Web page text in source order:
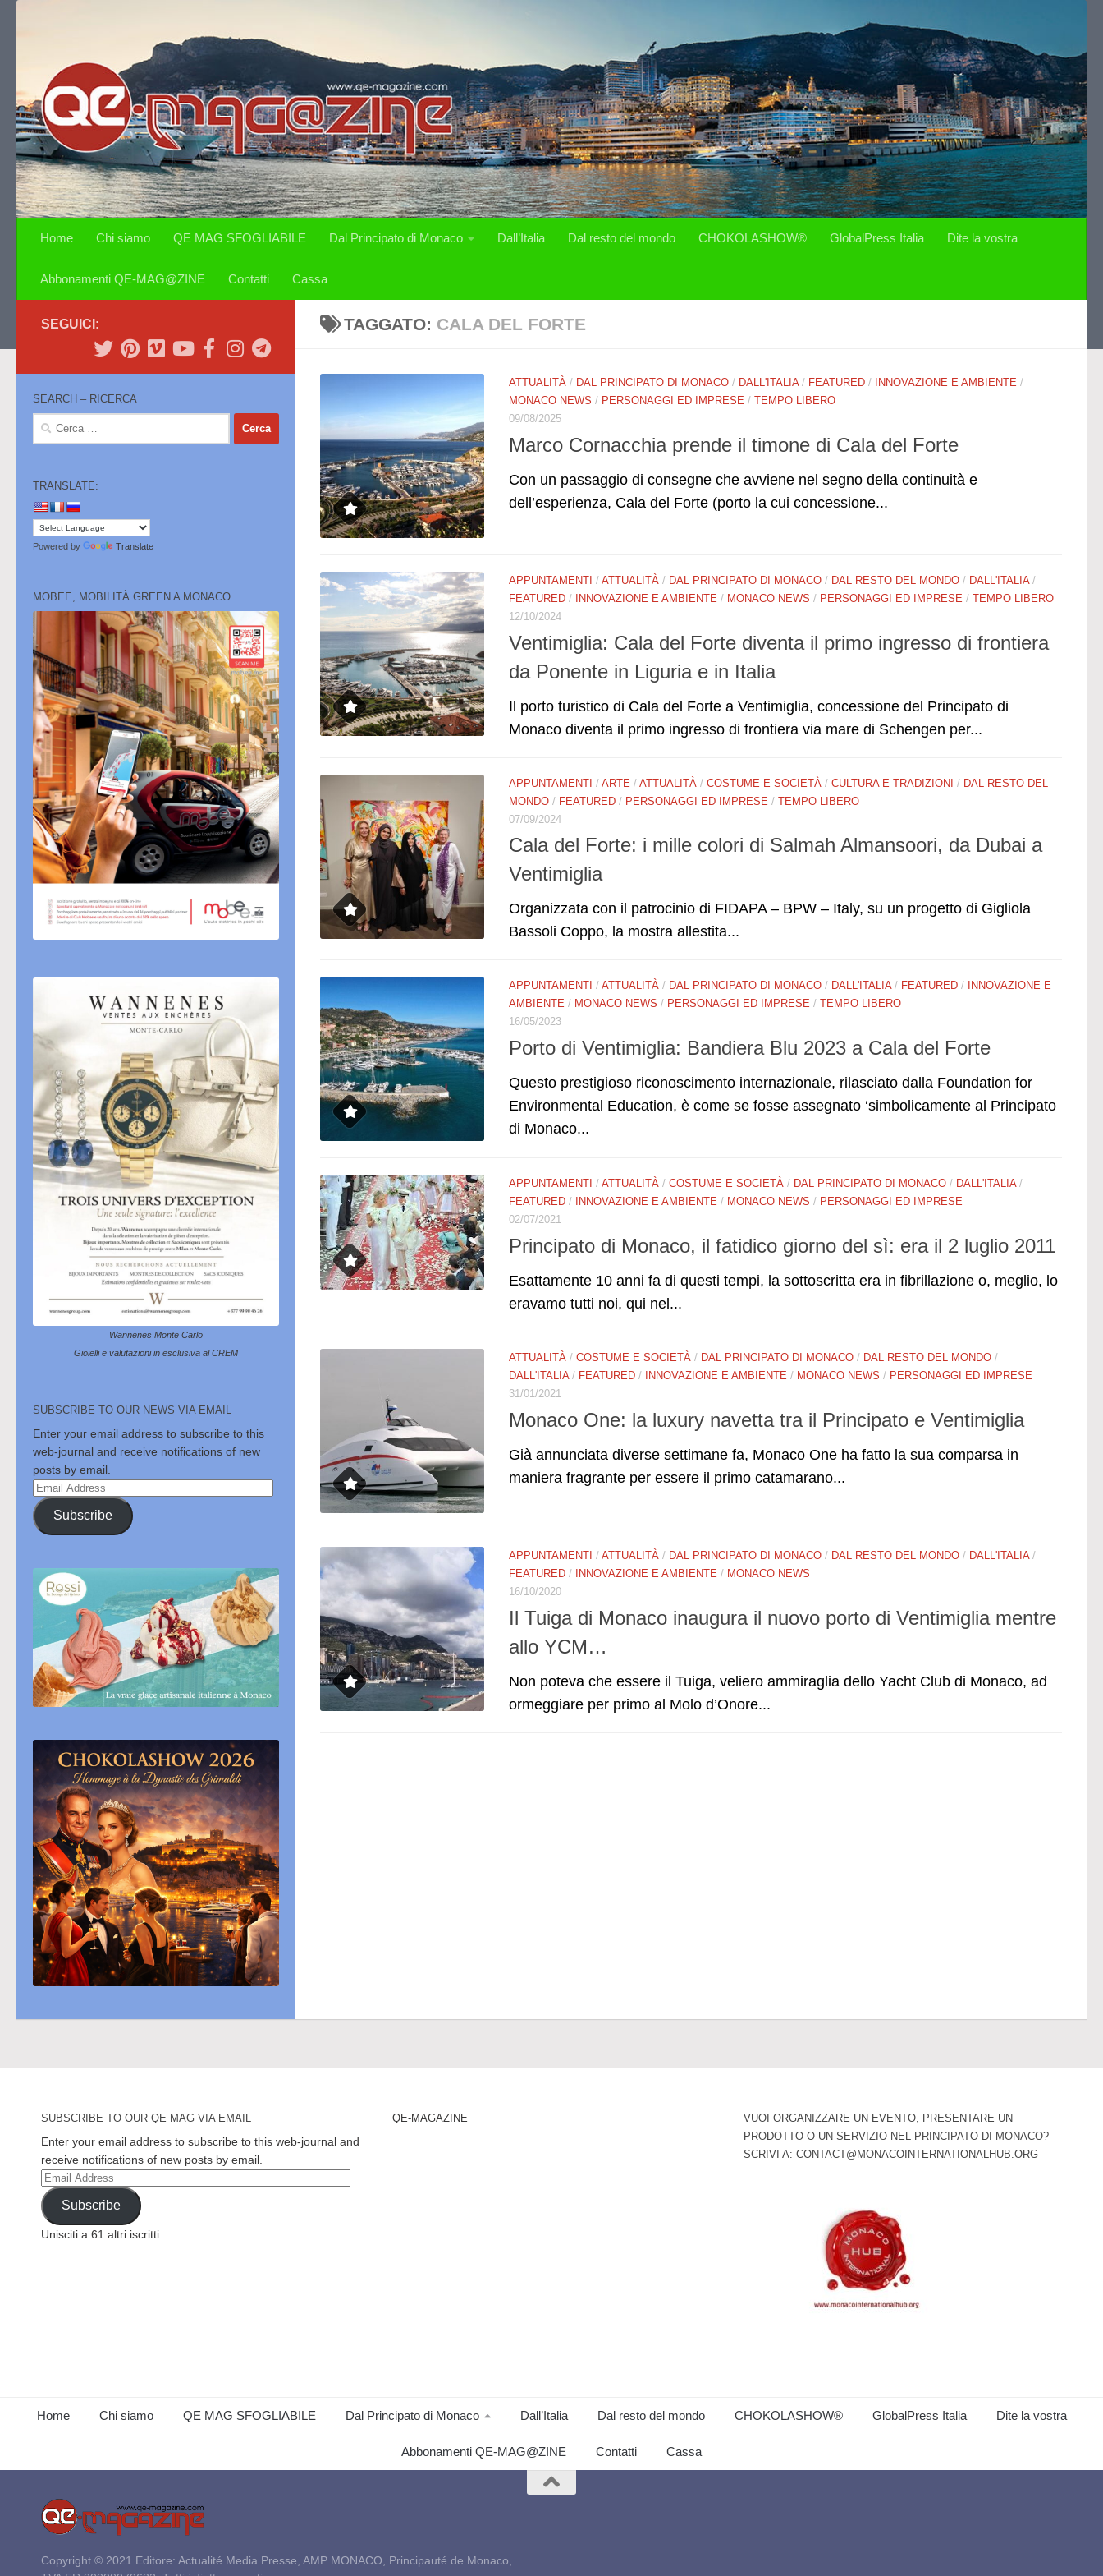
Home Chi siamo QE MAG SFOGLIABILE Dal Principato di Monaco Dall’Italia Dal resto del mondo CHOKOLASHOW® GlobalPress Italia Dite la vostra
Abbonamenti QE-MAG@ZINE Contatti Cassa
TAGGATO: CALA DEL FORTE
ATTUALITÀ / DAL PRINCIPATO DI MONACO / DALL'ITALIA / FEATURED / INNOVAZIONE E AMBIENTE /
MONACO NEWS / PERSONAGGI ED IMPRESE / TEMPO LIBERO
09/08/2025
Marco Cornacchia prende il timone di Cala del Forte
Con un passaggio di consegne che avviene nel segno della continuità e
dell’esperienza, Cala del Forte (porto la cui concessione...
APPUNTAMENTI / ATTUALITÀ / DAL PRINCIPATO DI MONACO / DAL RESTO DEL MONDO / DALL'ITALIA /
FEATURED / INNOVAZIONE E AMBIENTE / MONACO NEWS / PERSONAGGI ED IMPRESE / TEMPO LIBERO
12/10/2024
Ventimiglia: Cala del Forte diventa il primo ingresso di frontiera
da Ponente in Liguria e in Italia
Il porto turistico di Cala del Forte a Ventimiglia, concessione del Principato di
Monaco diventa il primo ingresso di frontiera via mare di Schengen per...
APPUNTAMENTI / ARTE / ATTUALITÀ / COSTUME E SOCIETÀ / CULTURA E TRADIZIONI / DAL RESTO DEL
MONDO / FEATURED / PERSONAGGI ED IMPRESE / TEMPO LIBERO
07/09/2024
Cala del Forte: i mille colori di Salmah Almansoori, da Dubai a
Ventimiglia
Organizzata con il patrocinio di FIDAPA – BPW – Italy, su un progetto di Gigliola
Bassoli Coppo, la mostra allestita...
APPUNTAMENTI / ATTUALITÀ / DAL PRINCIPATO DI MONACO / DALL'ITALIA/ FEATURED /
INNOVAZIONE E
AMBIENTE / MONACO NEWS / PERSONAGGI ED IMPRESE / TEMPO LIBERO
16/05/2023
Porto di Ventimiglia: Bandiera Blu 2023 a Cala del Forte
Questo prestigioso riconoscimento internazionale, rilasciato dalla Foundation for
Environmental Education, è come se fosse assegnato ‘simbolicamente al Principato
di Monaco...
APPUNTAMENTI / ATTUALITÀ / COSTUME E SOCIETÀ / DAL PRINCIPATO DI MONACO / DALL'ITALIA/
FEATURED / INNOVAZIONE E AMBIENTE / MONACO NEWS / PERSONAGGI ED IMPRESE
02/07/2021
Principato di Monaco, il fatidico giorno del sì: era il 2 luglio 2011
Esattamente 10 anni fa di questi tempi, la sottoscritta era in fibrillazione o, meglio, lo
eravamo tutti noi, qui nel...
ATTUALITÀ / COSTUME E SOCIETÀ / DAL PRINCIPATO DI MONACO / DAL RESTO DEL MONDO /
DALL'ITALIA/ FEATURED / INNOVAZIONE E AMBIENTE / MONACO NEWS / PERSONAGGI ED IMPRESE
31/01/2021
Monaco One: la luxury navetta tra il Principato e Ventimiglia
Già annunciata diverse settimane fa, Monaco One ha fatto la sua comparsa in
maniera fragrante per essere il primo catamarano...
APPUNTAMENTI / ATTUALITÀ / DAL PRINCIPATO DI MONACO / DAL RESTO DEL MONDO / DALL'ITALIA/
FEATURED / INNOVAZIONE E AMBIENTE / MONACO NEWS
16/10/2020
Il Tuiga di Monaco inaugura il nuovo porto di Ventimiglia mentre
allo YCM…
Non poteva che essere il Tuiga, veliero ammiraglia dello Yacht Club di Monaco, ad
ormeggiare per primo al Molo d’Onore...
SEGUICI:
SEARCH – RICERCA
Ricerca
TRANSLATE:
Powered by Translate
MOBEE, MOBILITÀ GREEN A MONACO
Wannenes Monte Carlo
Gioielli e valutazioni in esclusiva al CREM
SUBSCRIBE TO OUR NEWS VIA EMAIL
Enter your email address to subscribe to this
web-journal and receive notifications of new
posts by email.
Email
Address
Subscribe
SUBSCRIBE TO OUR QE MAG VIA EMAIL
Enter your email address to subscribe to this web-journal and
receive notifications of new posts by email.
Email
Address
Subscribe
Unisciti a 61 altri iscritti
QE-MAGAZINE
VUOI ORGANIZZARE UN EVENTO, PRESENTARE UN
PRODOTTO O UN SERVIZIO NEL PRINCIPATO DI MONACO?
SCRIVI A: CONTACT@MONACOINTERNATIONALHUB.ORG
Home Chi siamo QE MAG SFOGLIABILE Dal Principato di Monaco Dall’Italia Dal resto del mondo CHOKOLASHOW® GlobalPress Italia Dite la vostra
Abbonamenti QE-MAG@ZINE Contatti Cassa
Copyright © 2021 Editore: Actualité Media Presse, AMP MONACO, Principauté de Monaco,